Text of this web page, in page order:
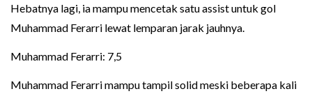
Hebatnya lagi, ia mampu mencetak satu assist untuk gol
Muhammad Ferarri lewat lemparan jarak jauhnya.
Muhammad Ferarri: 7,5
Muhammad Ferarri mampu tampil solid meski beberapa kali